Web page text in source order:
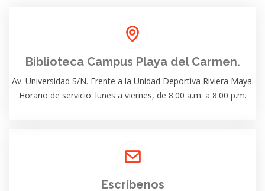
Biblioteca Campus Playa del Carmen.
Av. Universidad S/N. Frente a la Unidad Deportiva Riviera Maya.
Horario de servicio: lunes a viernes, de 8:00 a.m. a 8:00 p.m.
Escríbenos